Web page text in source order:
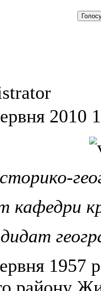
2010
кафедри
1957